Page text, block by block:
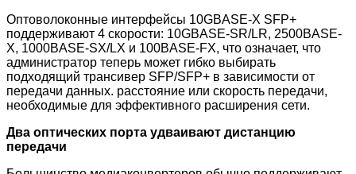
Оптоволоконные интерфейсы 10GBASE-X SFP+
поддерживают 4 скорости: 10GBASE-SR/LR, 2500BASE-
X, 1000BASE-SX/LX и 100BASE-FX, что означает, что
администратор теперь может гибко выбирать
подходящий трансивер SFP/SFP+ в зависимости от
передачи данных. расстояние или скорость передачи,
необходимые для эффективного расширения сети.
Два оптических порта удваивают дистанцию
передачи